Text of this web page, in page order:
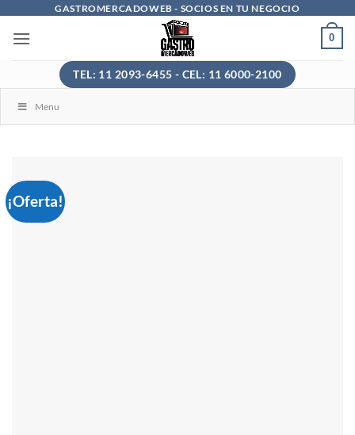
contenido
GASTROMERCADOWEB - SOCIOS EN TU NEGOCIO
0
TEL: 11 2093-6455 - CEL: 11 6000-2100
Menu
¡Oferta!